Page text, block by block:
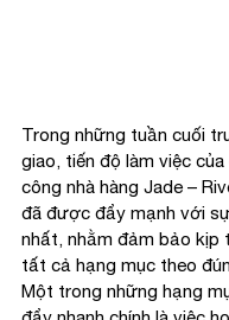
Trong những tuần cuối
giao, tiến độ làm việc
công nhà hàng Jade –
đã được đẩy mạnh với
nhất, nhằm đảm bảo kịp
tất cả hạng mục theo
Một trong những hạng